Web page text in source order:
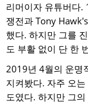
리머이자 유튜버다
쟁전과 Tony
했다. 하지만 그를
도 부활 없이 단 한
2019년 4월의 운명
지켜봤다. 자주 오
도였다. 하지만 그